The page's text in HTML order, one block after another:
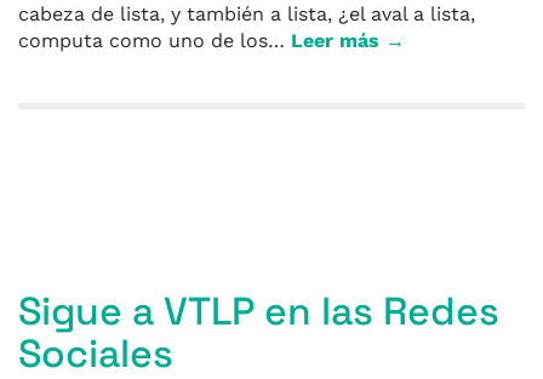
cabeza de lista, y también a lista, ¿el aval a lista,
computa como uno de los… Leer más →
Sigue a VTLP en las Redes
Sociales